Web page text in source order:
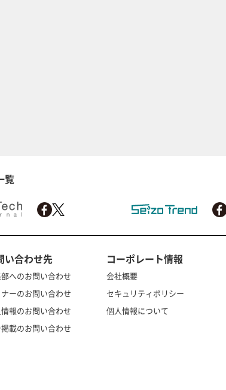
覧
い合わせ先
へのお問い合わせ
ーのお問い合わせ
報のお問い合わせ
載のお問い合わせ
コーポレート情報
会社概要
セキュリティポリシー
個人情報について